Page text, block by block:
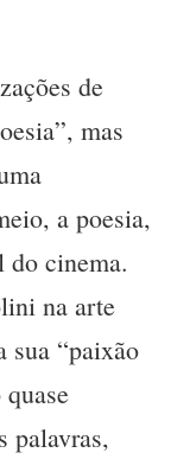
de
mas
a poesia,
do cinema.
na arte
sua “paixão
palavras,